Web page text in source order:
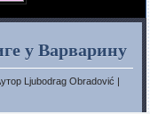
у Варварину
Ljubodrag Obradović